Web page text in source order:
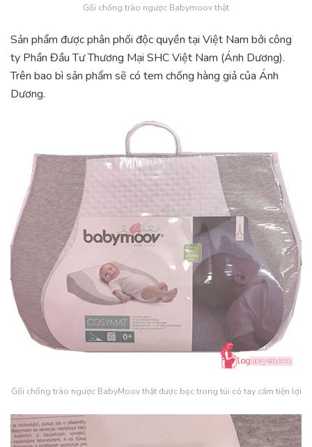
Gối chống trào ngược Babymoov thật
Sản phẩm được phân phối độc quyền tại Việt Nam bởi công
ty Phần Đầu Tư Thương Mại SHC Việt Nam (Ánh Dương).
Trên bao bì sản phẩm sẽ có tem chống hàng giả của Ánh
Dương.
Gối chống trào ngược BabyMoov thật được bọc trong túi có tay cầm tiện lợi